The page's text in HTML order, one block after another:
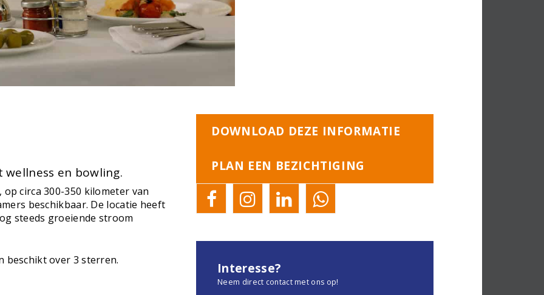
wellness en bowling.
circa 300-350 kilometer van
beschikbaar. De locatie heeft
steeds groeiende stroom
beschikt over 3 sterren.
DOWNLOAD DEZE INFORMATIE
PLAN EEN BEZICHTIGING
Interesse?
Neem direct contact met ons op!